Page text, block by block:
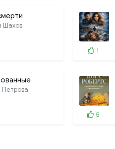
Шахов
1
Петрова
5